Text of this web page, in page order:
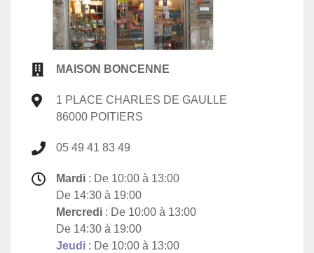
MAISON BONCENNE
1 PLACE CHARLES DE GAULLE
86000 POITIERS
05 49 41 83 49
Mardi : De 10:00 à 13:00
De 14:30 à 19:00
Mercredi : De 10:00 à 13:00
De 14:30 à 19:00
Jeudi : De 10:00 à 13:00